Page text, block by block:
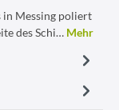
in Messing poliert
des Schi… Mehr